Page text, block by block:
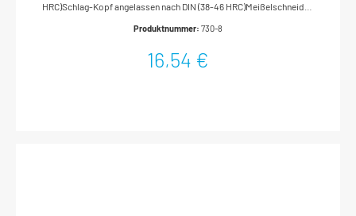
HRC)Schlag-Kopf angelassen nach DIN (38-46 HRC)Meißelschneiden
SchaftOberfläche: tauchlackiertDIN 6453Made In
Produktnummer: 730-8
16,54 €